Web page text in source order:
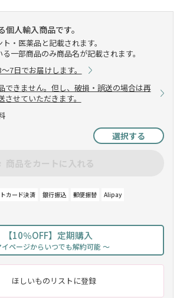
人輸入商品です。
・医薬品と記載されます。
一部商品のみ商品名が記載されます。
7日でお届けします。
できません。但し、破損・誤送の場合は再
させていただきます。
選択する
商品をカートに入れる
カード決済 銀行振込 郵便振替
Alipay
【10％OFF】定期購入
イページからいつでも解約可能 ～
ほしいものリストに登録